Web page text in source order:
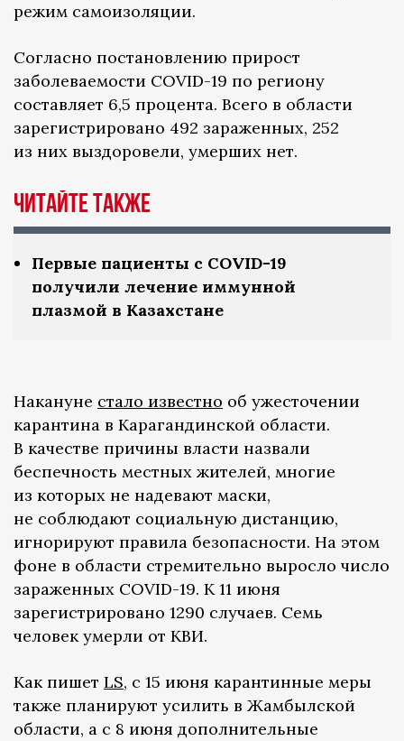
режим самоизоляции.
Согласно постановлению прирост
заболеваемости COVID-19 по региону
составляет 6,5 процента. Всего в области
зарегистрировано 492 зараженных, 252
из них выздоровели, умерших нет.
ЧИТАЙТЕ ТАКЖЕ
Первые пациенты с COVID-19
получили лечение иммунной
плазмой в Казахстане
Накануне стало известно об ужесточении
карантина в Карагандинской области.
В качестве причины власти назвали
беспечность местных жителей, многие
из которых не надевают маски,
не соблюдают социальную дистанцию,
игнорируют правила безопасности. На этом
фоне в области стремительно выросло число
зараженных COVID-19. К 11 июня
зарегистрировано 1290 случаев. Семь
человек умерли от КВИ.
Как пишет LS, с 15 июня карантинные меры
также планируют усилить в Жамбылской
области, а с 8 июня дополнительные